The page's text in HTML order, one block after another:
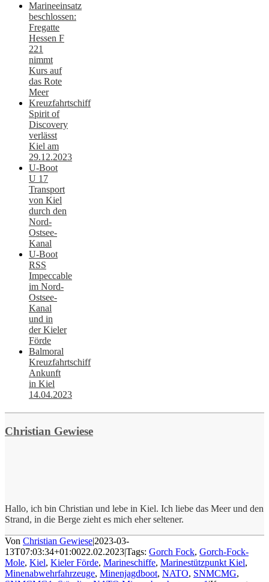
Marineeinsatz
beschlossen:
Fregatte
Hessen F
221
nimmt
Kurs auf
das Rote
Meer
Kreuzfahrtschiff
Spirit of
Discovery
verlässt
Kiel am
29.12.2023
U-Boot
U 17
Transport
von Kiel
durch den
Nord-
Ostsee-
Kanal
U-Boot
RSS
Impeccable
im Nord-
Ostsee-
Kanal
und in
der Kieler
Förde
Balmoral
Kreuzfahrtschiff
Ankunft
in Kiel
14.04.2023
Christian Gewiese
Hallo, ich bin Christian und lebe in Kiel. Ich liebe das Meer und den
Strand, in die Berge zieht es mich eher seltener.
Von Christian Gewiese|2023-03-
13T07:03:34+01:0022.02.2023|Tags: Gorch Fock, Gorch-Fock-
Mole, Kiel, Kieler Förde, Marineschiffe, Marinestützpunkt Kiel,
Minenabwehrfahrzeuge, Minenjagdboot, NATO, SNMCMG,